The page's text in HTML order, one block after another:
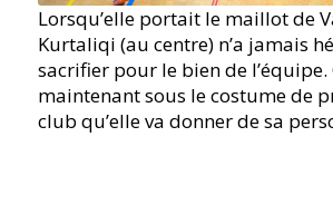
Lorsqu’elle portait le maillot de
Kurtaliqi (au centre) n’a jamais
sacrifier pour le bien de l’équipe.
maintenant sous le costume de
club qu’elle va donner de sa